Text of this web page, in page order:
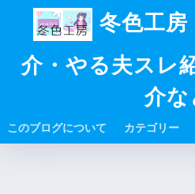
冬色工
介・やる夫スレ
介な
このブログについて カテゴリー